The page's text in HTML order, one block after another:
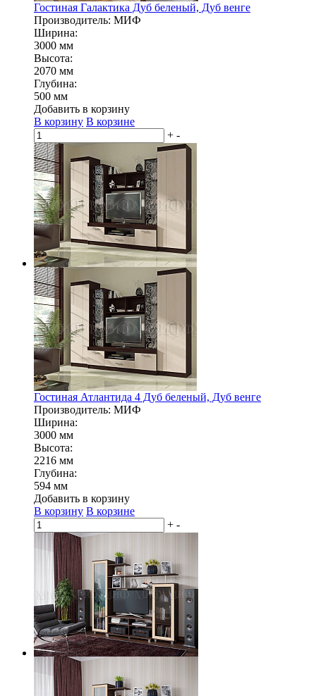
Гостиная Галактика Дуб беленый, Дуб венге
Производитель: МИФ
Ширина:
3000 мм
Высота:
2070 мм
Глубина:
500 мм
Добавить в корзину
В корзину В корзине
+ -
Гостиная Атлантида 4 Дуб беленый, Дуб венге
Производитель: МИФ
Ширина:
3000 мм
Высота:
2216 мм
Глубина:
594 мм
Добавить в корзину
В корзину В корзине
+ -